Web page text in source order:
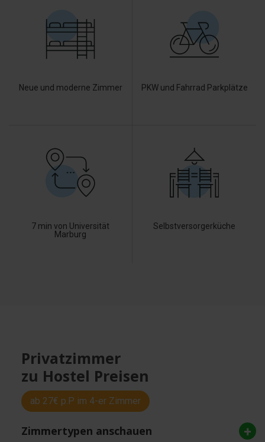
Neue und moderne Zimmer PKW und Fahrrad Parkplätze
7 min von Universität
Marburg
Selbstversorgerküche
Privatzimmer
zu Hostel Preisen
ab 27€ p.P im 4-er Zimmer
Zimmertypen anschauen